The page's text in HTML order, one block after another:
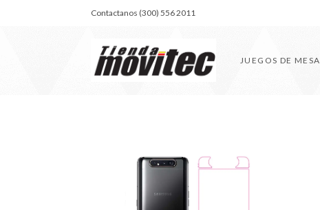
Contactanos (300) 556 2011
JUEGOS DE MESA